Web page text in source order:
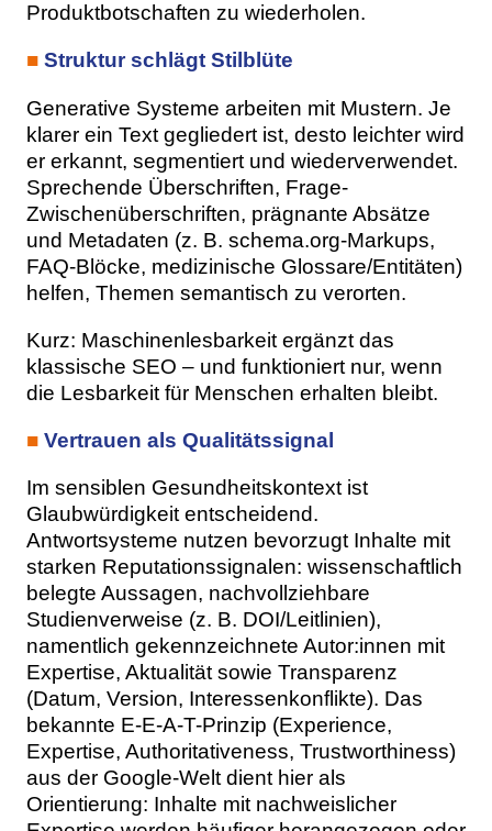
Produktbotschaften zu wiederholen.
■ Struktur schlägt Stilblüte
Generative Systeme arbeiten mit Mustern. Je
klarer ein Text gegliedert ist, desto leichter wird
er erkannt, segmentiert und wiederverwendet.
Sprechende Überschriften, Frage-
Zwischenüberschriften, prägnante Absätze
und Metadaten (z. B. schema.org-Markups,
FAQ-Blöcke, medizinische Glossare/Entitäten)
helfen, Themen semantisch zu verorten.
Kurz: Maschinenlesbarkeit ergänzt das
klassische SEO – und funktioniert nur, wenn
die Lesbarkeit für Menschen erhalten bleibt.
■ Vertrauen als Qualitätssignal
Im sensiblen Gesundheitskontext ist
Glaubwürdigkeit entscheidend.
Antwortsysteme nutzen bevorzugt Inhalte mit
starken Reputationssignalen: wissenschaftlich
belegte Aussagen, nachvollziehbare
Studienverweise (z. B. DOI/Leitlinien),
namentlich gekennzeichnete Autor:innen mit
Expertise, Aktualität sowie Transparenz
(Datum, Version, Interessenkonflikte). Das
bekannte E-E-A-T-Prinzip (Experience,
Expertise, Authoritativeness, Trustworthiness)
aus der Google-Welt dient hier als
Orientierung: Inhalte mit nachweislicher